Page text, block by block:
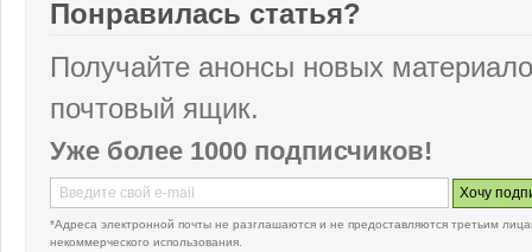
Понравилась статья?
Получайте анонсы новых
почтовый ящик.
Уже более 1000 подписчиков!
*Адреса электронной почты не разглашаются и не предоставляются третьим
некоммерческого использования.